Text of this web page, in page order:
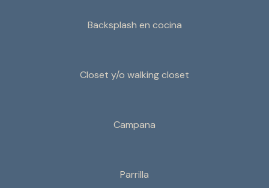
Backsplash en cocina
Closet y/o walking closet
Campana
Parrilla